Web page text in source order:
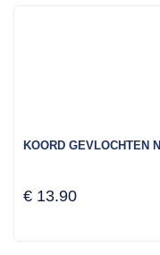
KOORD GEVLOCHTEN
€ 13.90